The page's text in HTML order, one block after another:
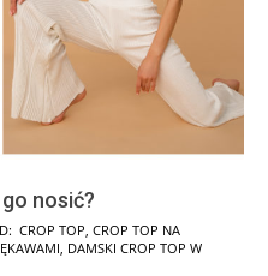
nosić?
CROP TOP CROP TOP NA
DAMSKI CROP TOP W